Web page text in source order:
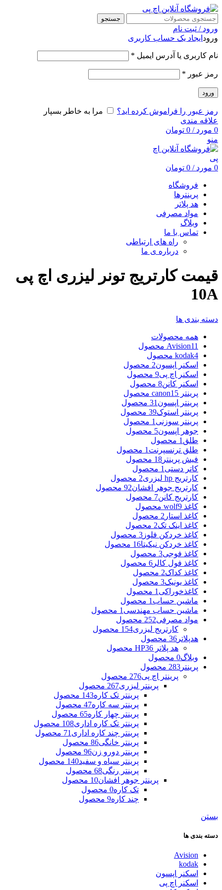
جستجو
ورود / ثبت نام
ورود ایجاد یک حساب کاربری
نام کاربری یا آدرس ایمیل *
رمز عبور *
ورود
رمز عبور را فراموش کرده اید؟
مرا به خاطر بسپار
علاقه مندی
0 مورد /
0 تومان
منو
0 مورد /
0 تومان
فروشگاه
پرینترها
هد پلاتر
مواد مصرفی
وبلاگ
تماس با ما
راه های ارتباطی
درباره ی ما
قیمت کارتریج تونر لیزری اچ پی
10A
دسته بندی ها
همه محصولات
Avision11 محصول
kodak4 محصول
اسکنر اپسون2 محصول
اسکنر اچ پی9 محصول
اسکنر کانن8 محصول
پرینتر canon 15 محصول
پرینتر اپسون 31 محصول
پرینتر استوک39 محصول
پرینتر سوزنی 1 محصول
جوهر اپسون5 محصول
طلق 1 محصول
طلق ترنسپرنت 1 محصول
فیش پرینتر 18 محصول
کاتر دستی 1 محصول
کارتریج hp لیزری
2 محصول
کارتریج جوهر افشان92 محصول
کارتریج کانن7 محصول
کاغذ wolf 9 محصول
کاغذ استار 2 محصول
کاغذ اینک تک2 محصول
کاغذ خردکن فلوز 3 محصول
کاغذ خردکن نیکیتا16 محصول
کاغذ فوجی3 محصول
کاغذ فول کالر 6 محصول
کاغذ کداک2 محصول
کاغذ یونیک3 محصول
کاغذخوراکی 1 محصول
ماشین حساب 1 محصول
ماشین حساب مهندسی 1 محصول
مواد مصرفی252 محصول
کارتریج لیزری154 محصول
هدپلاتر 36 محصول
هد پلاتر HP 36 محصول
وبلاگ0 محصول
پرینتر 283 محصول
پرینتر اچ پی276 محصول
پرینتر لیزری267 محصول
پرینتر تک کاره143 محصول
پرینتر سه کاره47 محصول
پرینتر چهار کاره65 محصول
پرینتر تک کاره اداری108 محصول
پرینتر چند کاره اداری 71 محصول
پرینتر خانگی86 محصول
پرینتر دورو زن96 محصول
پرینتر سیاه و سفید140 محصول
پرینتر رنگی68 محصول
پرینتر جوهر افشان10 محصول
تک کاره0 محصول
چند کاره9 محصول
بستن
دسته بندی ها
Avision
kodak
اسکنر اپسون
اسکنر اچ پی